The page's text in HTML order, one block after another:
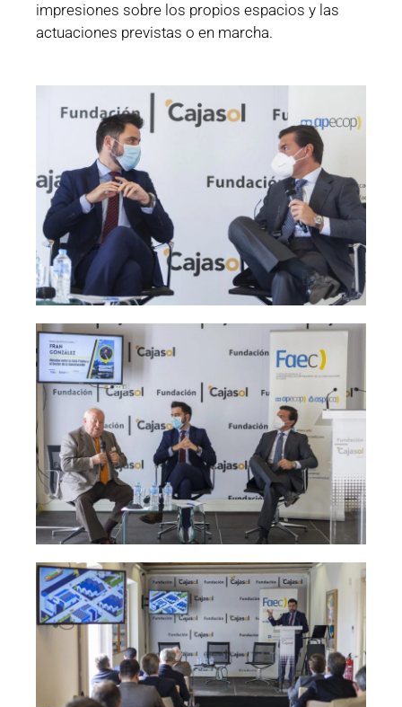
impresiones sobre los propios espacios y las
actuaciones previstas o en marcha.